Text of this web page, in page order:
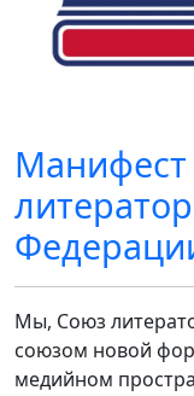
Мы, Союз
союзом новой
медийном